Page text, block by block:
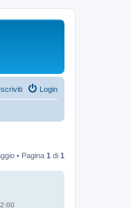
Login
Iscriviti
• Pagina 1 di 1